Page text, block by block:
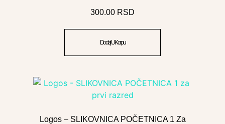
300.00 RSD
Dodaj U Korpu
Logos – SLIKOVNICA POČETNICA 1 Za